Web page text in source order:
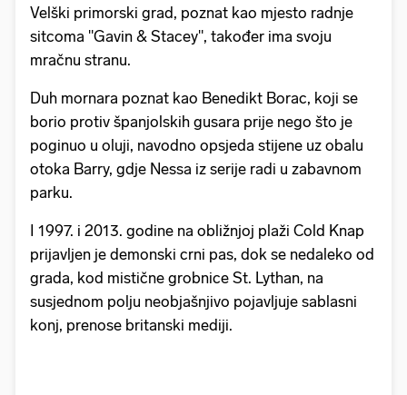
Velški primorski grad, poznat kao mjesto radnje
sitcoma "Gavin & Stacey", također ima svoju
mračnu stranu.
Duh mornara poznat kao Benedikt Borac, koji se
borio protiv španjolskih gusara prije nego što je
poginuo u oluji, navodno opsjeda stijene uz obalu
otoka Barry, gdje Nessa iz serije radi u zabavnom
parku.
I 1997. i 2013. godine na obližnjoj plaži Cold Knap
prijavljen je demonski crni pas, dok se nedaleko od
grada, kod mistične grobnice St. Lythan, na
susjednom polju neobjašnjivo pojavljuje sablasni
konj, prenose britanski mediji.